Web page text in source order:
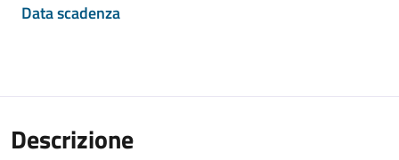
Data scadenza
Descrizione